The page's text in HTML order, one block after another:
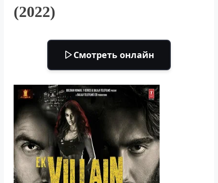
(2022)
Смотреть онлайн